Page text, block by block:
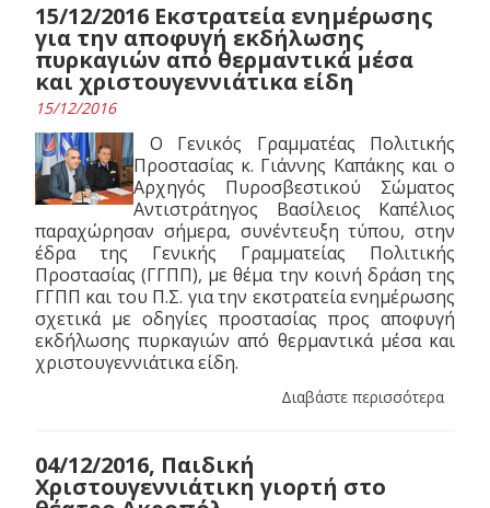
15/12/2016 Εκστρατεία ενημέρωσης
για την αποφυγή εκδήλωσης
πυρκαγιών από θερμαντικά μέσα
και χριστουγεννιάτικα είδη
15/12/2016
Ο Γενικός Γραμματέας Πολιτικής
Προστασίας κ. Γιάννης Καπάκης και ο
Αρχηγός Πυροσβεστικού Σώματος
Αντιστράτηγος Βασίλειος Καπέλιος
παραχώρησαν σήμερα, συνέντευξη τύπου, στην
έδρα της Γενικής Γραμματείας Πολιτικής
Προστασίας (ΓΓΠΠ), με θέμα την κοινή δράση της
ΓΓΠΠ και του Π.Σ. για την εκστρατεία ενημέρωσης
σχετικά με οδηγίες προστασίας προς αποφυγή
εκδήλωσης πυρκαγιών από θερμαντικά μέσα και
χριστουγεννιάτικα είδη.
Διαβάστε περισσότερα
04/12/2016, Παιδική
Χριστουγεννιάτικη γιορτή στο